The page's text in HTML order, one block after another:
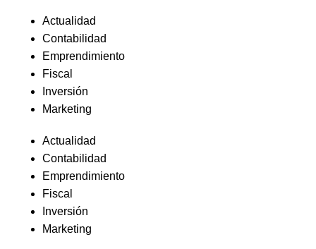
Actualidad
Contabilidad
Emprendimiento
Fiscal
Inversión
Marketing
Actualidad
Contabilidad
Emprendimiento
Fiscal
Inversión
Marketing